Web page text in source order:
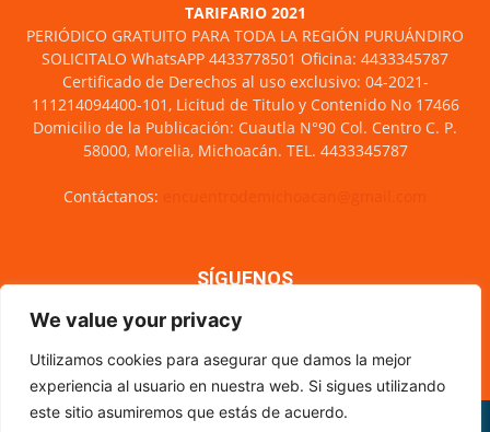
We value your privacy
Utilizamos cookies para asegurar que damos la mejor
experiencia al usuario en nuestra web. Si sigues utilizando
este sitio asumiremos que estás de acuerdo.
TARIFARIO 2021
PERIÓDICO GRATUITO PARA TODA LA REGIÓN PURUÁNDIRO
SOLICITALO WhatsAPP 4433778501 Oficina: 4433345787
Certificado de Derechos al uso exclusivo: 04-2021-
111214094400-101, Licitud de Titulo y Contenido No 17466
Domicilio de la Publicación: Cuautla N°90 Col. Centro C. P.
58000, Morelia, Michoacán. TEL. 4433345787
Contáctanos:
SÍGUENOS
Nosotros